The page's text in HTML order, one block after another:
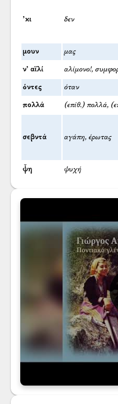
’κι δεν
μουν μας
ν’ αϊλί αλίμονο!,
όντες όταν
πολλά (επίθ.) πολλά,
σεβντά αγάπη, έρωτας
ψ̌η ψυχή